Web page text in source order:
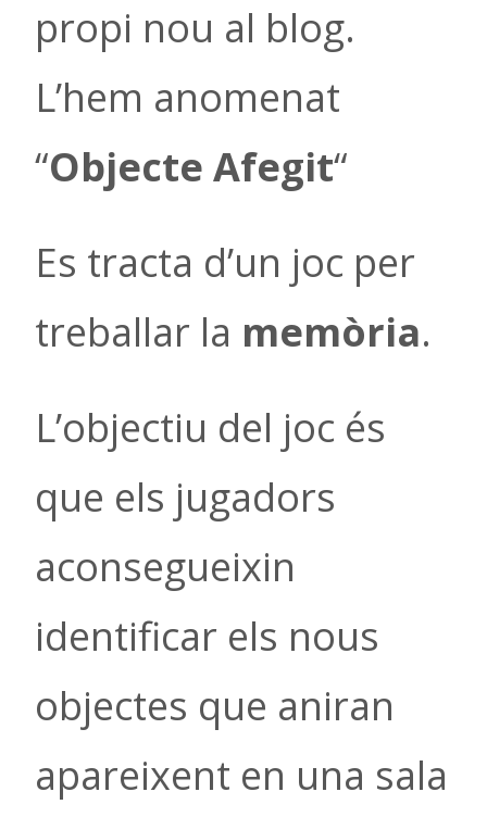
propi nou al blog.
L’hem anomenat
“Objecte Afegit“
Es tracta d’un joc per
treballar la memòria.
L’objectiu del joc és
que els jugadors
aconsegueixin
identificar els nous
objectes que aniran
apareixent en una sala